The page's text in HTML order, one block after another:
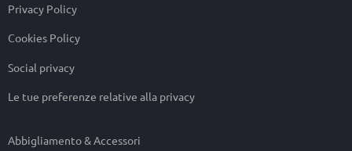
Privacy Policy
Cookies Policy
Social privacy
Le tue preferenze relative alla privacy
Abbigliamento & Accessori